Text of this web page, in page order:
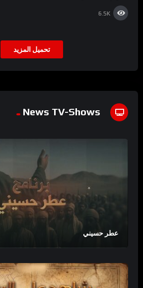
6.5K
تحميل المزيد
News TV-Shows
عطر حسيني